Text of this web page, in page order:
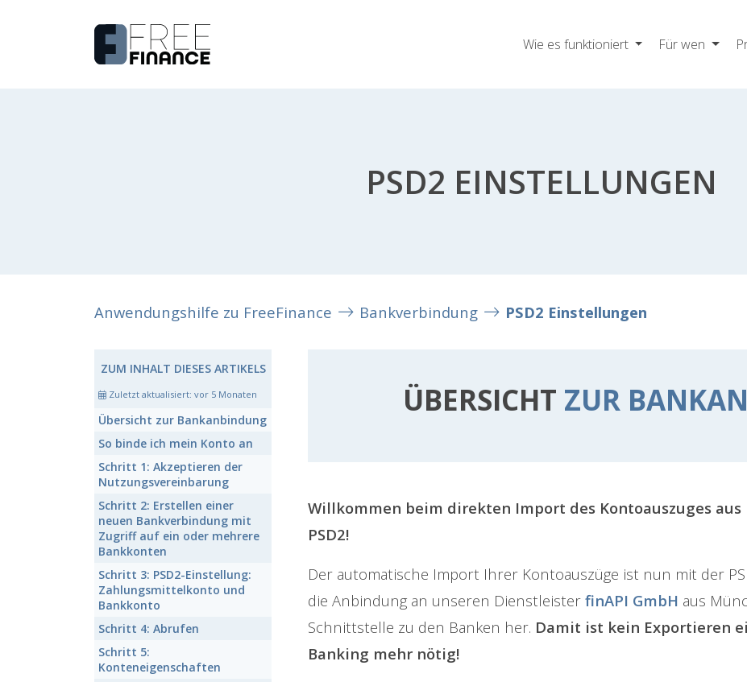
Wie es funktioniert Für wen
PSD2 EINSTELLUNGEN
Anwendungshilfe zu FreeFinance Bankverbindung PSD2 Einstellungen
ZUM INHALT DIESES ARTIKELS
Zuletzt aktualisiert: vor 5 Monaten
Übersicht zur Bankanbindung
So binde ich mein Konto an
Schritt 1: Akzeptieren der
Nutzungsvereinbarung
Schritt 2: Erstellen einer
neuen Bankverbindung mit
Zugriff auf ein oder mehrere
Bankkonten
Schritt 3: PSD2-Einstellung:
Zahlungsmittelkonto und
Bankkonto
Schritt 4: Abrufen
Schritt 5:
Konteneigenschaften
ÜBERSICHT ZUR
Willkommen beim direkten Import des Kontoauszuges
PSD2!
Der automatische Import Ihrer Kontoauszüge ist nun mit der
die Anbindung an unseren Dienstleister finAPI GmbH aus
Schnittstelle zu den Banken her. Damit ist kein Exportieren
Banking mehr nötig!